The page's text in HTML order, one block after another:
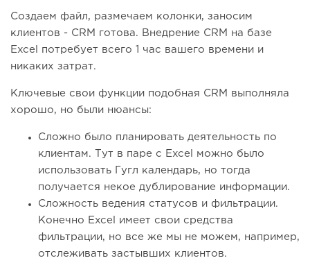
Создаем файл, размечаем колонки, заносим
клиентов - CRM готова. Внедрение CRM на базе
Excel потребует всего 1 час вашего времени и
никаких затрат.
Ключевые свои функции подобная CRM выполняла
хорошо, но были нюансы:
Сложно было планировать деятельность по
клиентам. Тут в паре с Excel можно было
использовать Гугл календарь, но тогда
получается некое дублирование информации.
Сложность ведения статусов и фильтрации.
Конечно Excel имеет свои средства
фильтрации, но все же мы не можем, например,
отслеживать застывших клиентов.